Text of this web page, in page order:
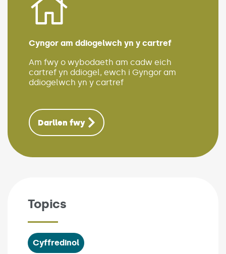
Cyngor am ddiogelwch yn y cartref
Am fwy o wybodaeth am cadw eich
cartref yn ddiogel, ewch i Gyngor am
ddiogelwch yn y cartref
Darllen fwy
Topics
Cyffredinol